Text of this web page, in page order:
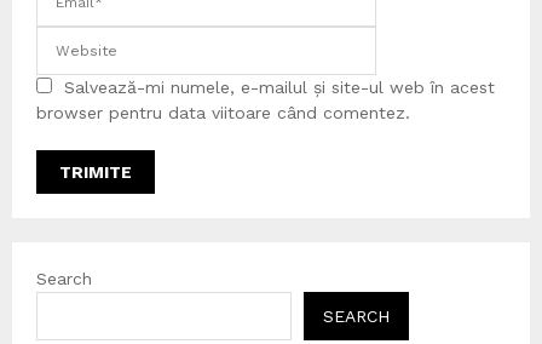
Salvează-mi numele, e-mailul și site-ul web în acest
browser pentru data viitoare când comentez.
Search
SEARCH